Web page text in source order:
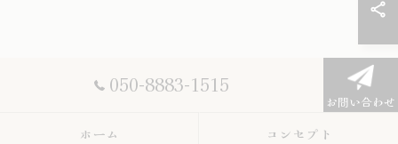
050-8883-1515
お問い合わせ
ホーム コンセプト